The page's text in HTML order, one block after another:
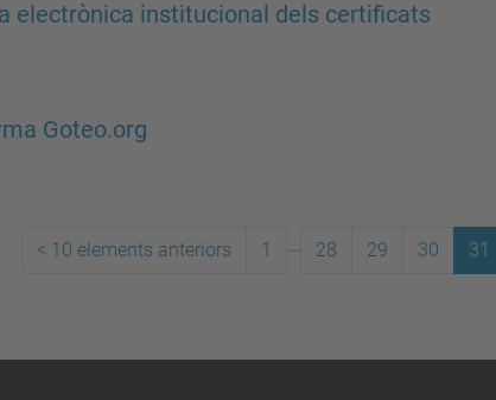
electrònica institucional dels certificats
Goteo.org
< 10 elements anteriors 1 28 29 30 31